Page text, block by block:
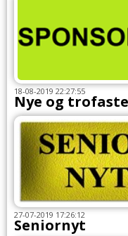
18-08-2019 22:27:55
Nye og
27-07-2019 17:26:12
Seniornyt